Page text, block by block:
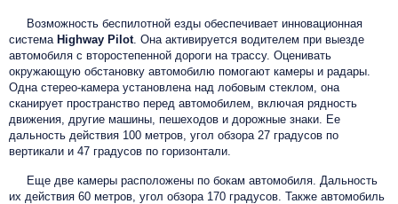
Возможность беспилотной езды обеспечивает инновационная
система Highway Pilot . Она активируется водителем при выезде
автомобиля с второстепенной дороги на трассу. Оценивать
окружающую обстановку автомобилю помогают камеры и радары.
Одна стерео-камера установлена над лобовым стеклом, она
сканирует пространство перед автомобилем, включая рядность
движения, другие машины, пешеходов и дорожные знаки. Ее
дальность действия 100 метров, угол обзора 27 градусов по
вертикали и 47 градусов по горизонтали.
Еще две камеры расположены по бокам автомобиля. Дальность
их действия 60 метров, угол обзора 170 градусов. Также автомобиль